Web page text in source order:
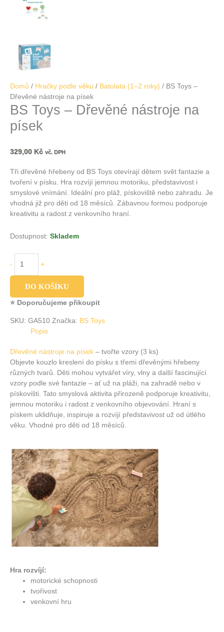
Domů / Hračky podle věku / Batolata (1–2 roky) / BS Toys –
Dřevěné nástroje na písek
BS Toys – Dřevěné nástroje na
písek
329,00 Kč vč. DPH
Tři dřevěné hřebeny od BS Toys otevírají dětem svět fantazie a
tvoření v písku. Hra rozvíjí jemnou motoriku, představivost i
smyslové vnímání. Ideální pro pláž, pískoviště nebo zahradu. Je
vhodná již pro děti od 18 měsíců. Zábavnou formou podporuje
kreativitu a radost z venkovního hraní.
Dostupnost: Skladem
- +
DO KOŠÍKU
⭐ Doporučujeme přikoupit
SKU: GA510 Značka: BS Toys
Popis
Dřevěné nástroje na písek – tvořte vzory (3 ks)
Objevte kouzlo kreslení do písku s třemi dřevěnými hřebeny
různých tvarů. Děti mohou vytvářet víry, vlny a další fascinující
vzory podle své fantazie – ať už na pláži, na zahradě nebo v
pískovišti. Tato smyslová aktivita přirozeně podporuje kreativitu,
jemnou motoriku i radost z venkovního objevování. Hraní s
pískem uklidňuje, inspiruje a rozvíjí představivost už od útlého
věku. Vhodné pro děti od 18 měsíců.
Hra rozvíjí:
motorické schopnosti
tvořivost
venkovní hru